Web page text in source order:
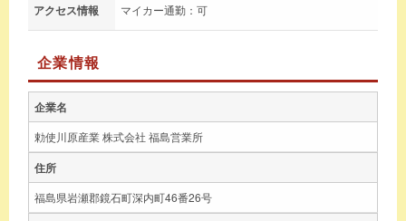
アクセス情報 マイカー通勤：可
企業情報
企業名
勅使川原産業 株式会社 福島営業所
住所
福島県岩瀬郡鏡石町深内町46番26号